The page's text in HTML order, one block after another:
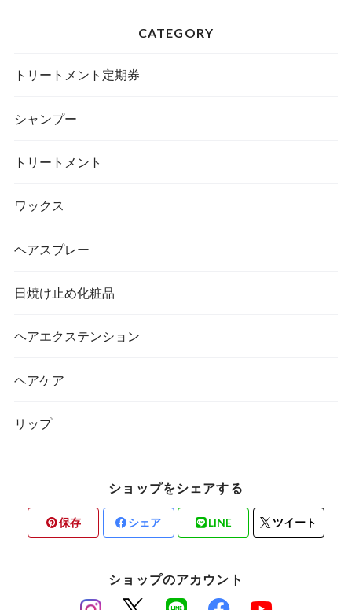
CATEGORY
トリートメント定期券
シャンプー
トリートメント
ワックス
ヘアスプレー
日焼け止め化粧品
ヘアエクステンション
ヘアケア
リップ
ショップをシェアする
保存 シェア LINE ツイート
ショップのアカウント